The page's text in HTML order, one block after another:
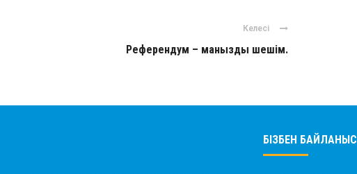
Келесі
Референдум – манызды шешім.
БІЗБЕН БАЙЛАНЫС